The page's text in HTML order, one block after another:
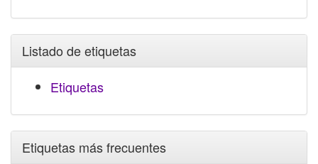
Listado de etiquetas
Etiquetas
Etiquetas más frecuentes